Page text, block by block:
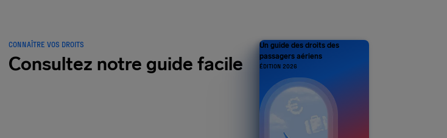
CONNAÎTRE VOS DROITS
Consultez notre guide facile
Un guide des droits des
passagers aériens
ÉDITION 2026